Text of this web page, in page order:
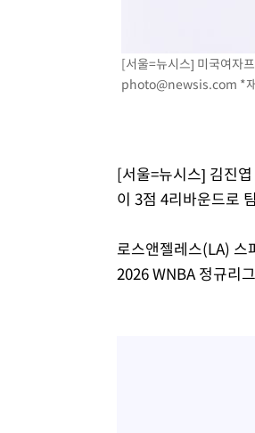
[서울=뉴시스] 미국여자
photo@newsis.com *
[서울=뉴시스] 김진
이 3점 4리바운드로
로스앤젤레스(LA) 스
2026 WNBA 정규리